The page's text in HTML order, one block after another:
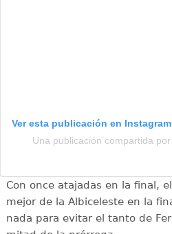
Ver esta publicación en Instagram
Una publicación compartida
Con once atajadas en la final,
mejor de la Albiceleste en la
nada para evitar el tanto de